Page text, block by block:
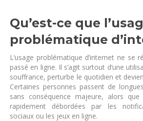
Qu’est-ce que
problématique
L’usage problématique d’internet ne se
passé en ligne. Il s’agit surtout d’une
souffrance, perturbe le quotidien et
Certaines personnes passent de
sans conséquence majeure, alors que
rapidement débordées par les
sociaux ou les jeux en ligne.